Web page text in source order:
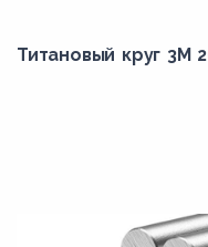
Титановый круг 3М